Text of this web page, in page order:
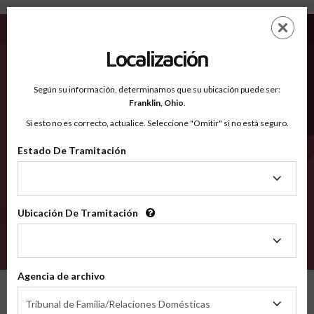
Russell VA - Condados Reconocidos
EN
Condados Reconocidos
2600
Localización
Según su información, determinamos que su ubicación puede ser:
Franklin, Ohio.
Si esto no es correcto, actualice. Seleccione "Omitir" si no está seguro.
Estado De Tramitación
Tramitación
Ubicación De Tramitación
Tramitación
Agencia de archivo
Tribunal de Familia/Relaciones Domésticas
de